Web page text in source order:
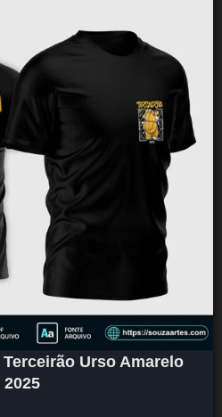
Urso Amarelo
2025